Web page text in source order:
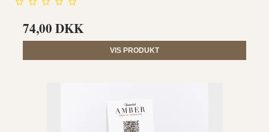
74,00 DKK
VIS PRODUKT